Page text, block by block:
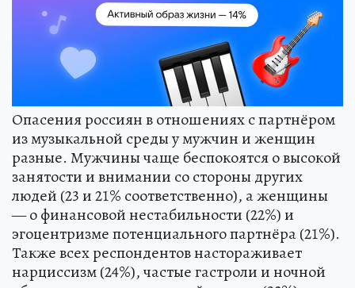
Опасения россиян в отношениях с партнёром
из музыкальной среды у мужчин и женщин
разные. Мужчины чаще беспокоятся о высокой
занятости и внимании со стороны других
людей (23 и 21% соответственно), а женщины
— о финансовой нестабильности (22%) и
эгоцентризме потенциального партнёра (21%).
Также всех респондентов настораживает
нарциссизм (24%), частые гастроли и ночной